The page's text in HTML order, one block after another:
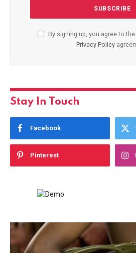
By signing up, you agree to
Privacy Policy
Stay In Touch
Facebook
Pinterest